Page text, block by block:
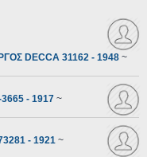
DECCA 31162 - 1948 ~
- 1917 ~
- 1921 ~